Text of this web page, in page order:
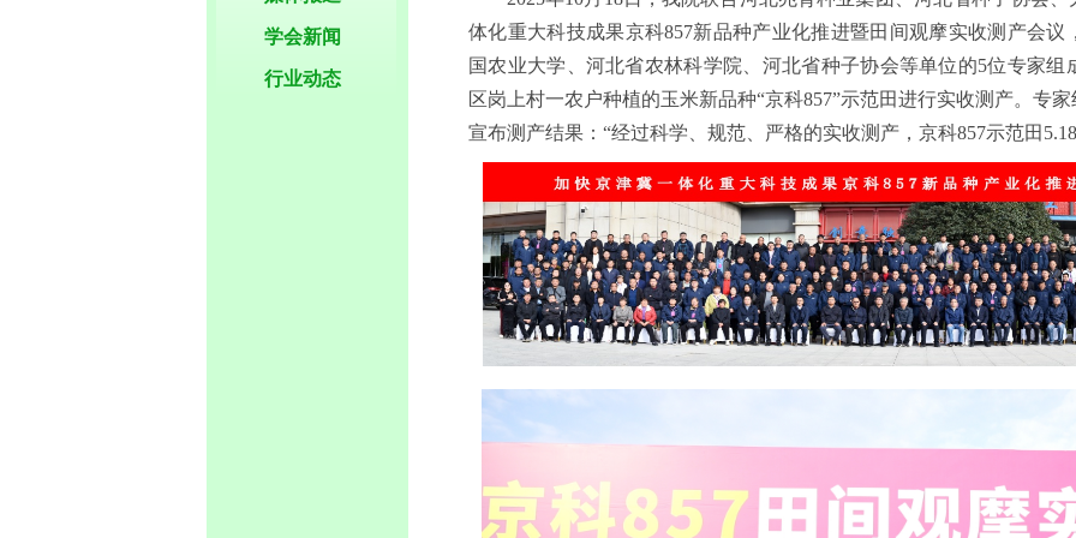
学会新闻
行业动态
体化重大科技成果京科857新品种产业化推进暨田间观摩实收测产会
国农业大学、河北省农林科学院、河北省种子协会等单位的5位专家
区岗上村一农户种植的玉米新品种“京科857”示范田进行实收测产。专
宣布测产结果：“经过科学、规范、严格的实收测产，京科857示范田